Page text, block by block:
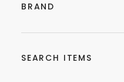
BRAND
SEARCH ITEMS